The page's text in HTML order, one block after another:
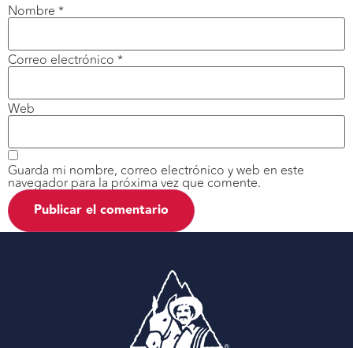
Nombre *
Correo electrónico *
Web
Guarda mi nombre, correo electrónico y web en este
navegador para la próxima vez que comente.